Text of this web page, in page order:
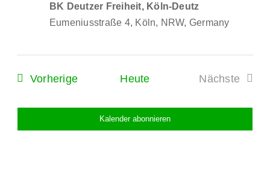
BK Deutzer Freiheit, Köln-Deutz
Eumeniusstraße 4, Köln, NRW, Germany
VorherigeVeranstaltungen
Heute
Nächste
Kalender abonnieren